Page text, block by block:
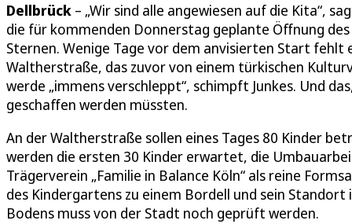
Dellbrück – „Wir sind alle angewiesen auf die Kita“,
die für kommenden Donnerstag geplante Öffnung
Sternen. Wenige Tage vor dem anvisierten Start
Waltherstraße, das zuvor von einem türkischen
werde „immens verschleppt“, schimpft Junkes. Und
geschaffen werden müssten.
An der Waltherstraße sollen eines Tages 80 Kinder
werden die ersten 30 Kinder erwartet, die
Trägerverein „Familie in Balance Köln“ als reine
des Kindergartens zu einem Bordell und sein
Bodens muss von der Stadt noch geprüft werden.